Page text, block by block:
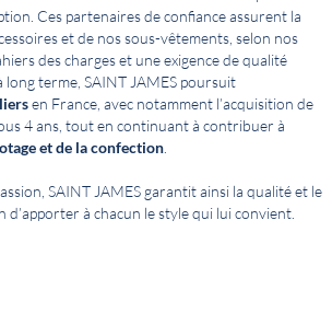
Ces partenaires de confiance assurent la
et de nos sous-vêtements, selon nos
des charges et une exigence de qualité
long terme, SAINT JAMES poursuit
en France, avec notamment l’acquisition de
4 ans, tout en continuant à contribuer à
et de la confection
SAINT JAMES garantit ainsi la qualité et le
d’apporter à chacun le style qui lui convient.